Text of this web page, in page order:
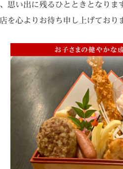
思い出に残るひとときとなり
を心よりお待ち申し上げており